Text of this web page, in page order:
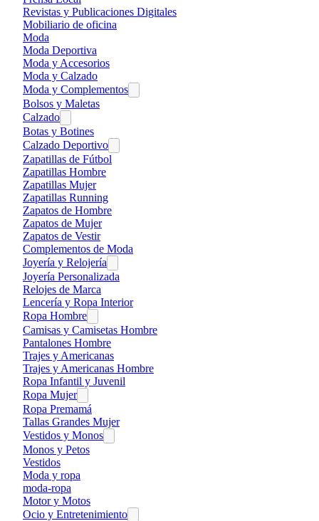
Revistas y Publicaciones Digitales
Mobiliario de oficina
Moda
Moda Deportiva
Moda y Accesorios
Moda y Calzado
Moda y Complementos
Bolsos y Maletas
Calzado
Botas y Botines
Calzado Deportivo
Zapatillas de Fútbol
Zapatillas Hombre
Zapatillas Mujer
Zapatillas Running
Zapatos de Hombre
Zapatos de Mujer
Zapatos de Vestir
Complementos de Moda
Joyería y Relojería
Joyería Personalizada
Relojes de Marca
Lencería y Ropa Interior
Ropa Hombre
Camisas y Camisetas Hombre
Pantalones Hombre
Trajes y Americanas
Trajes y Americanas Hombre
Ropa Infantil y Juvenil
Ropa Mujer
Ropa Premamá
Tallas Grandes Mujer
Vestidos y Monos
Monos y Petos
Vestidos
Moda y ropa
moda-ropa
Motor y Motos
Ocio y Entretenimiento